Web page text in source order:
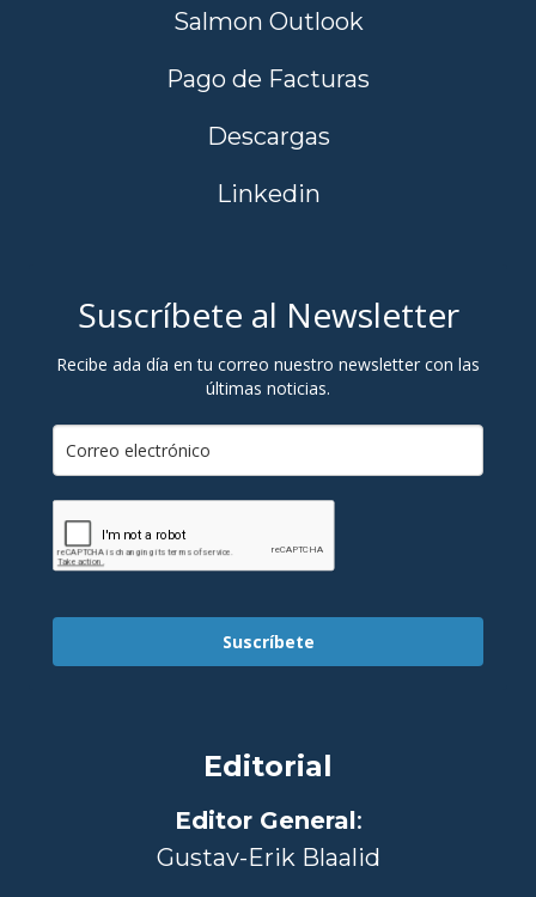
Salmon Outlook
Pago de Facturas
Descargas
Linkedin
Suscríbete al Newsletter
Recibe ada día en tu correo nuestro newsletter con las
últimas noticias.
Suscríbete
Editorial
Editor General:
Gustav-Erik Blaalid